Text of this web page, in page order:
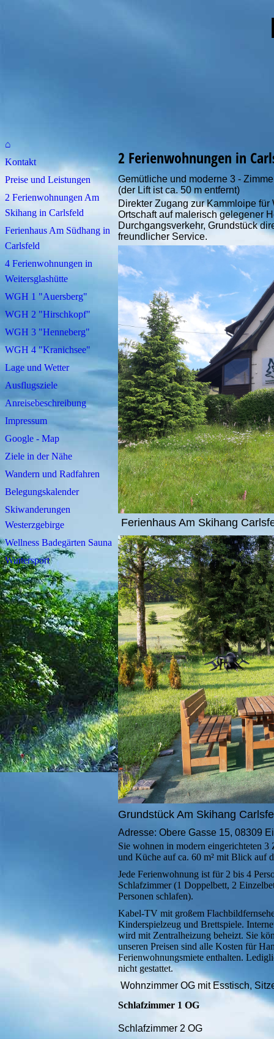
⌂
Kontakt
Preise und Leistungen
2 Ferienwohnungen Am
Skihang in Carlsfeld
Ferienhaus Am Südhang in
Carlsfeld
4 Ferienwohnungen in
Weitersglashütte
WGH 1 "Auersberg"
WGH 2 "Hirschkopf"
WGH 3 "Henneberg"
WGH 4 "Kranichsee"
Lage und Wetter
Ausflugsziele
Anreisebeschreibung
Impressum
Google - Map
Ziele in der Nähe
Wandern und Radfahren
Belegungskalender
Skiwanderungen
Westerzgebirge
Wellness Badegärten Sauna
Wintersport
2 Ferienwohnungen in
Gemütliche und moderne 3 -
(der Lift ist ca. 50 m entfernt)
Direkter Zugang zur Kammloipe
Ortschaft auf malerisch gelegener
Durchgangsverkehr, Grundstück
freundlicher Service.
Ferienhaus Am Skihang
Grundstück Am Skihang
Adresse: Obere Gasse 15, 08309
Sie wohnen in modern eingerichteten
und Küche auf ca. 60 m² mit Blick auf
Jede Ferienwohnung ist für 2 bis 4
Schlafzimmer (1 Doppelbett, 2
Personen schlafen).
Kabel-TV mit großem
Kinderspielzeug und Brettspiele.
wird mit Zentralheizung beheizt. Sie
unseren Preisen sind alle Kosten für
Ferienwohnungsmiete enthalten.
nicht gestattet.
Wohnzimmer OG mit Esstisch,
Schlafzimmer 1 OG
Schlafzimmer 2 OG